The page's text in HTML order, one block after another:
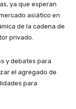
ya que esperan
asiático en
de la cadena de
privado.
y debates para
el agregado de
para